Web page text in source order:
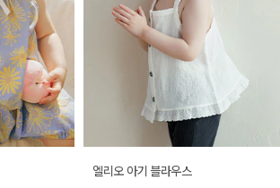
엘리오 아기 블라우스